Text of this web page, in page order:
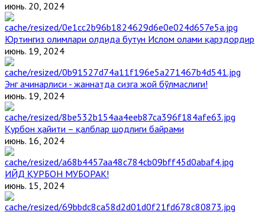
июнь. 20, 2024
Юртингиз олимлари олдида бутун Ислом олами қарздордир
июнь. 19, 2024
Энг ачинарлиси - жаннатда сизга жой бўлмаслиги!
июнь. 19, 2024
Қурбон ҳайити – қалблар шодлиги байрами
июнь. 16, 2024
ИЙД ҚУРБОН МУБОРАК!
июнь. 15, 2024